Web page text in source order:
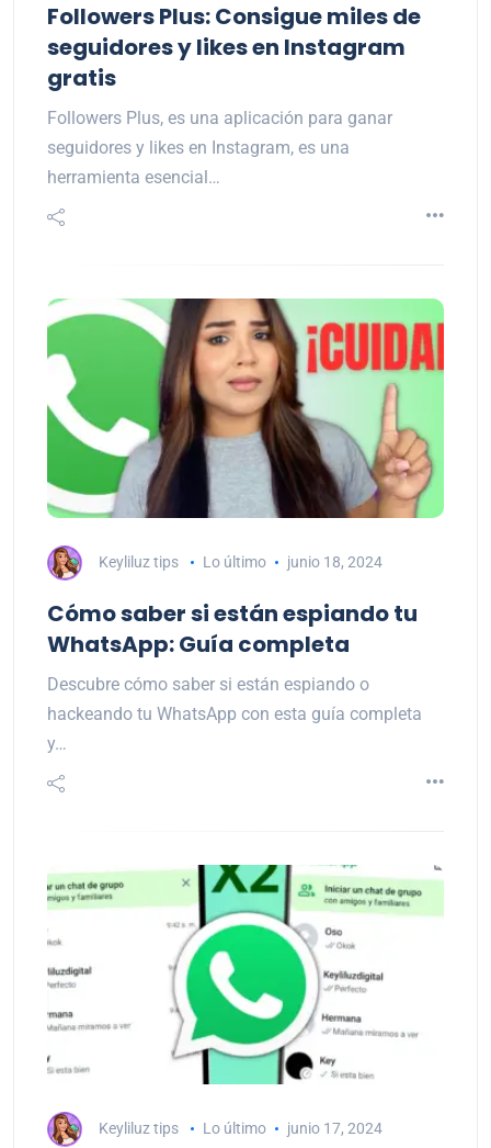
Followers Plus: Consigue miles de
seguidores y likes en Instagram
gratis
Followers Plus, es una aplicación para ganar
seguidores y likes en Instagram, es una
herramienta esencial…
Keyliluz tips Lo último junio 18, 2024
Cómo saber si están espiando tu
WhatsApp: Guía completa
Descubre cómo saber si están espiando o
hackeando tu WhatsApp con esta guía completa
y…
Keyliluz tips Lo último junio 17, 2024